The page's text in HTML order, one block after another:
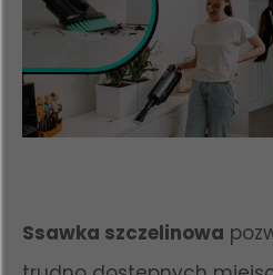
Ssawka szczelinowa